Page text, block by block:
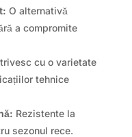
O alternativă
a compromite
cu o varietate
tehnice
Rezistente la
sezonul rece.